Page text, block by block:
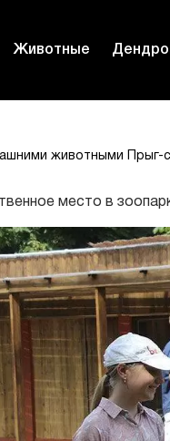
Животные
животными Прыг-
место в